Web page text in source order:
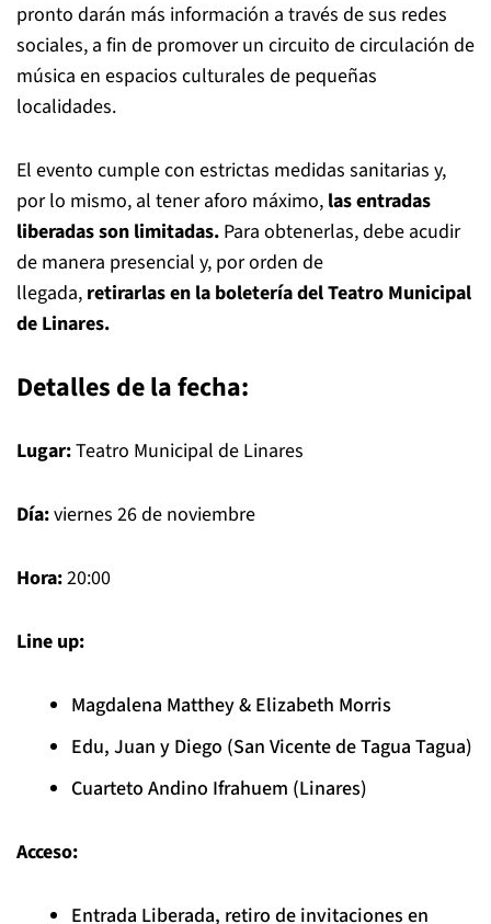
pronto darán más información a través de sus redes
sociales, a fin de promover un circuito de circulación de
música en espacios culturales de pequeñas
localidades.
El evento cumple con estrictas medidas sanitarias y,
por lo mismo, al tener aforo máximo, las entradas
liberadas son limitadas. Para obtenerlas, debe acudir
de manera presencial y, por orden de
llegada, retirarlas en la boletería del Teatro Municipal
de Linares.
Detalles de la fecha:
Lugar:Teatro Municipal de Linares
Día:viernes 26 de noviembre
Hora:20:00
Line up:
Magdalena Matthey & Elizabeth Morris
Edu, Juan y Diego (San Vicente de Tagua Tagua)
Cuarteto Andino Ifrahuem (Linares)
Acceso:
Entrada Liberada, retiro de invitaciones en